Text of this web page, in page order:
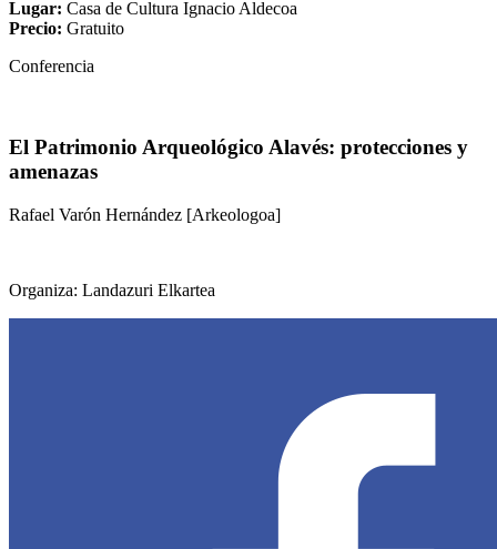
Lugar: Casa de Cultura Ignacio Aldecoa
Precio: Gratuito
Conferencia
El Patrimonio Arqueológico Alavés: protecciones y
amenazas
Rafael Varón Hernández [Arkeologoa]
Organiza: Landazuri Elkartea